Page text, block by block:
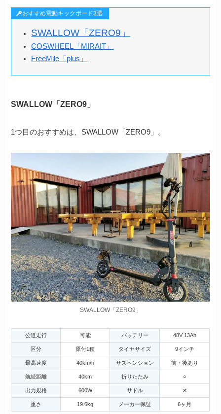
おすすめ電動キックボード3選
SWALLOW「ZERO9」
COSWHEEL「MIRAIT」
FreeMile「plus」
SWALLOW「ZERO9」
1つ目のおすすめは、SWALLOW「ZERO9」。
SWALLOW「ZERO9」
公道走行 可能 バッテリー 48V 13Ah
区分 原付1種 タイヤサイズ 9インチ
最高速度 40km/h サスペンション 前・後あり
航続距離 40km 折りたたみ ○
出力規格 600W サドル ✕
重さ 19.6kg メーカー保証 6ヶ月